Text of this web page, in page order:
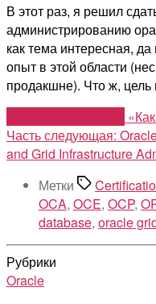
В этот раз, я решил
администрированию
как тема интересная,
опыт в этой области
продакшне). Что ж, цель
Часть следующая:
and Grid Infrastructure
Метки
OCA, OCE, OCP,
database, oracle
Рубрики
Oracle